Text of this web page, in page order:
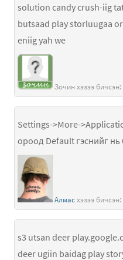
solution candy crush-iig
butsaad play storluugaa
eniig yah we
Settings->More-
ороод Default гэснийг нь
Алмас
s3 utsan deer
deer ugiin baidag play